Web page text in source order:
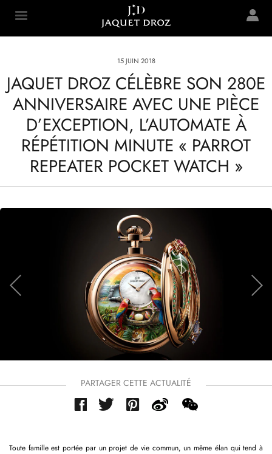
content
Jaquet Droz
15 JUIN 2018
JAQUET DROZ CÉLÈBRE SON 280E
ANNIVERSAIRE AVEC UNE PIÈCE
D’EXCEPTION, L’AUTOMATE À
RÉPÉTITION MINUTE « PARROT
REPEATER POCKET WATCH »
PARTAGER CETTE ACTUALITÉ
Toute famille est portée par un projet de vie commun, un même élan qui tend à